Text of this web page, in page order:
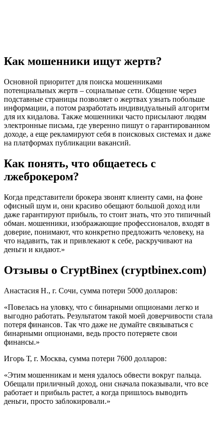
Как мошенники ищут жертв?
Основной приоритет для поиска мошенниками
потенциальных жертв – социальные сети. Общение через
подставные страницы позволяет о жертвах узнать побольше
информации, а потом разработать индивидуальный алгоритм
для их кидалова. Также мошенники часто присылают людям
электронные письма, где уверенно пишут о гарантированном
доходе, а еще рекламируют себя в поисковых системах и даже
на платформах публикации вакансий.
Как понять, что общаетесь с
лжеброкером?
Когда представители брокера звонят клиенту сами, на фоне
офисный шум и, они красиво обещают большой доход или
даже гарантируют прибыль, то стоит знать, что это типичный
обман. мошенники, изображающие профессионалов, входят в
доверие, понимают, что конкретно предложить человеку, на
что надавить, так и привлекают к себе, раскручивают на
деньги и кидают.»
Отзывы о СryptBinex (cryptbinex.com)
Анастасия Н., г. Сочи, сумма потери 5000 долларов:
«Повелась на уловку, что с бинарными опционами легко и
выгодно работать. Результатом такой моей доверчивости стала
потеря финансов. Так что даже не думайте связываться с
бинарными опционами, ведь просто потеряете свои
финансы.»
Игорь Т, г. Москва, сумма потери 7600 долларов:
«Этим мошенникам и меня удалось обвести вокруг пальца.
Обещали приличный доход, они сначала показывали, что все
работает и прибыль растет, а когда пришлось выводить
деньги, просто заблокировали.»